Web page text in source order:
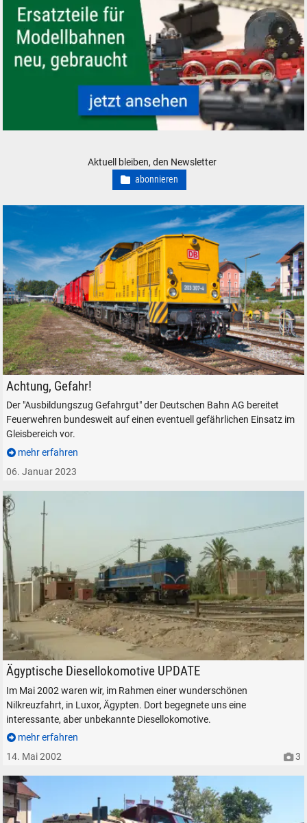
Aktuell bleiben, den Newsletter
abonnieren
Ausbildungszug Gefahrgut der Deutschen Bahn DB AG in Freilassing
Achtung, Gefahr!
Der "Ausbildungszug Gefahrgut" der Deutschen Bahn AG bereitet
Feuerwehren bundesweit auf einen eventuell gefährlichen Einsatz im
Gleisbereich vor.
mehr erfahren
06. Januar 2023
Diesellokomotive GM EMD G22 der Ägyptischen Staatsbahnen in Luxor
Ägyptische Diesellokomotive UPDATE
Im Mai 2002 waren wir, im Rahmen einer wunderschönen
Nilkreuzfahrt, in Luxor, Ägypten. Dort begegnete uns eine
interessante, aber unbekannte Diesellokomotive.
mehr erfahren
14. Mai 2002
3